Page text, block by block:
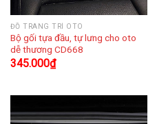
ĐỒ TRANG TRÍ OTO
Bộ gối tựa đầu, tự lưng cho oto
dễ thương CD668
345.000₫